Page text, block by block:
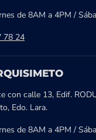
de 8AM a 4PM /
78 24
con calle 13, Edif.
Edo. Lara.
de 8AM a 4PM /